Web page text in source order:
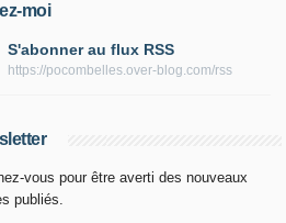
moi
S'abonner au flux RSS
https://pocombelles.over-blog.com/rss
vous pour être averti des nouveaux
publiés.